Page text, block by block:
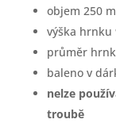
objem 250
výška hrnku
průměr
baleno v
nelze
troubě